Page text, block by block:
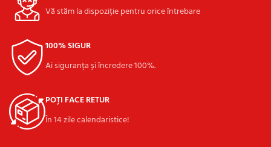
Vă stăm la dispoziție pentru orice întrebare
100% SIGUR
Ai siguranța și încredere 100%.
POȚI FACE RETUR
În 14 zile calendaristice!